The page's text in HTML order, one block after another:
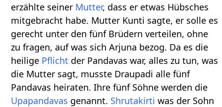
erzählte seiner Mutter, dass er etwas Hübsches
mitgebracht habe. Mutter Kunti sagte, er solle es
gerecht unter den fünf Brüdern verteilen, ohne
zu fragen, auf was sich Arjuna bezog. Da es die
heilige Pflicht der Pandavas war, alles zu tun, was
die Mutter sagt, musste Draupadi alle fünf
Pandavas heiraten. Ihre fünf Söhne werden die
Upapandavas genannt. Shrutakirti was der Sohn